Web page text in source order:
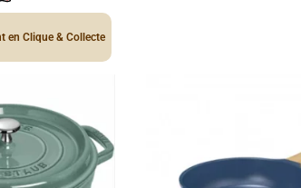
en Clique & Collecte